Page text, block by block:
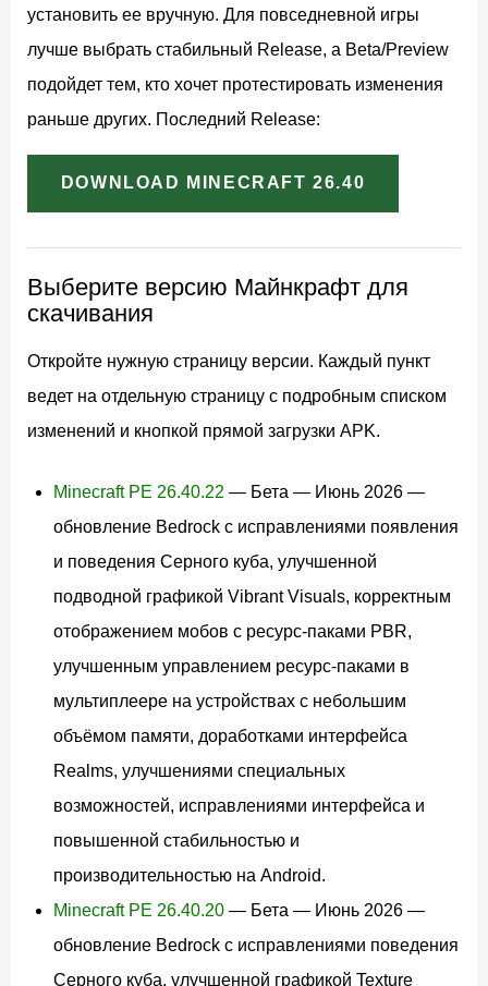
установить ее вручную. Для повседневной игры
лучше выбрать стабильный Release, а Beta/Preview
подойдет тем, кто хочет протестировать изменения
раньше других. Последний Release:
DOWNLOAD MINECRAFT 26.40
Выберите версию Майнкрафт для
скачивания
Откройте нужную страницу версии. Каждый пункт
ведет на отдельную страницу с подробным списком
изменений и кнопкой прямой загрузки APK.
Minecraft PE 26.40.22 — Бета — Июнь 2026 —
обновление Bedrock с исправлениями появления
и поведения Серного куба, улучшенной
подводной графикой Vibrant Visuals, корректным
отображением мобов с ресурс-паками PBR,
улучшенным управлением ресурс-паками в
мультиплеере на устройствах с небольшим
объёмом памяти, доработками интерфейса
Realms, улучшениями специальных
возможностей, исправлениями интерфейса и
повышенной стабильностью и
производительностью на Android.
Minecraft PE 26.40.20 — Бета — Июнь 2026 —
обновление Bedrock с исправлениями поведения
Серного куба, улучшенной графикой Texture